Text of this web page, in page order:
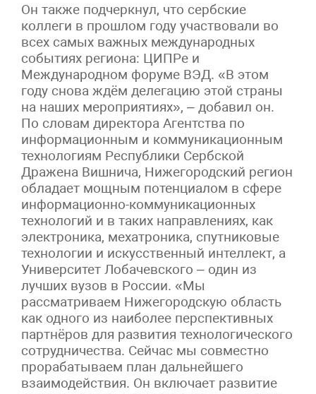
Он также подчеркнул, что сербские
коллеги в прошлом году участвовали во
всех самых важных международных
событиях региона: ЦИПРе и
Международном форуме ВЭД. «В этом
году снова ждём делегацию этой страны
на наших мероприятиях», – добавил он.
По словам директора Агентства по
информационным и коммуникационным
технологиям Республики Сербской
Дражена Вишнича, Нижегородский регион
обладает мощным потенциалом в сфере
информационно-коммуникационных
технологий и в таких направлениях, как
электроника, мехатроника, спутниковые
технологии и искусственный интеллект, а
Университет Лобачевского – один из
лучших вузов в России. «Мы
рассматриваем Нижегородскую область
как одного из наиболее перспективных
партнёров для развития технологического
сотрудничества. Сейчас мы совместно
прорабатываем план дальнейшего
взаимодействия. Он включает развитие